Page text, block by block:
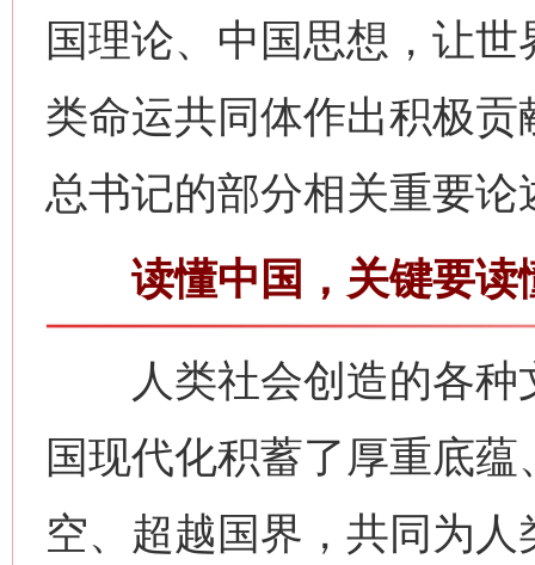
国理论、中国思想，让
类命运共同体作出积极
总书记的部分相关重要
读懂中国，关键要读
人类社会创造的各种
国现代化积蓄了厚重底
空、超越国界，共同为